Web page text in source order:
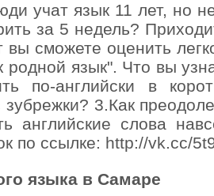
учат язык 11 лет, но
за 5 недель?
вы сможете оценить
родной язык". Что вы
по-английски в
зубрежки? 3.Как
английские слова
по ссылке: http://vk.cc/
языка в Самаре